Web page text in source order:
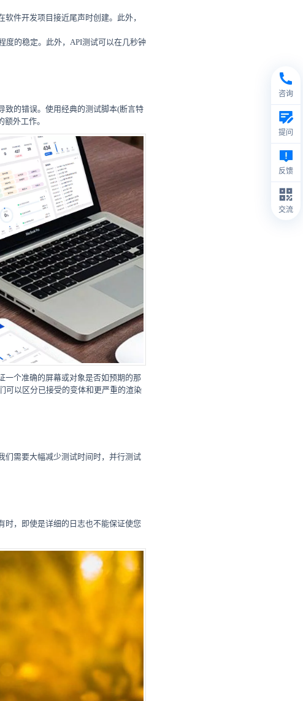
软件开发项目接近尾声时创建。此外，
度的稳定。此外，API测试可以在几秒钟
致的错误。使用经典的测试脚本(断言特
外工作。
一个准确的屏幕或对象是否如预期的那
可以区分已接受的变体和更严重的渲染
们需要大幅减少测试时间时，并行测试
时，即使是详细的日志也不能保证使您
咨询
提问
反馈
交流